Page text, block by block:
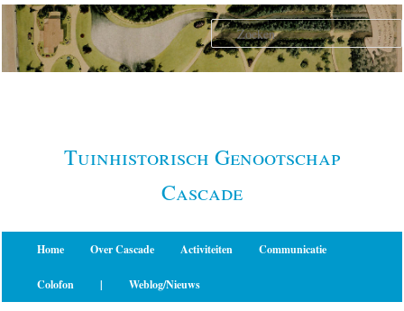
Spring
naar
primaire
Tuinhistorisch Genootschap
Cascade
Home Over Cascade Activiteiten Communicatie
Colofon | Weblog/Nieuws